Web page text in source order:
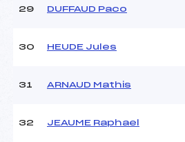
29 DUFFAUD Paco
30 HEUDE Jules
31 ARNAUD Mathis
32 JEAUME Raphael